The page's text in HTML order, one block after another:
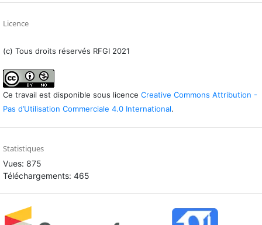
Licence
(c) Tous droits réservés RFGI 2021
Ce travail est disponible sous licence Creative Commons Attribution -
Pas d’Utilisation Commerciale 4.0 International.
Statistiques
Vues: 875
Téléchargements: 465